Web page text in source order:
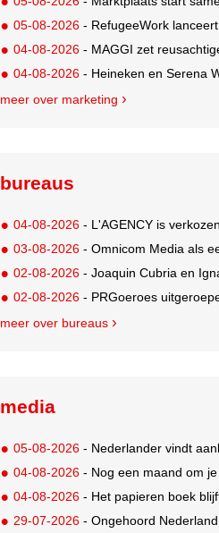
05-08-2026 - RefugeeWork
04-08-2026 - MAGGI zet
04-08-2026 - Heineken en Serena
meer over marketing
bureaus
04-08-2026 - L'AGENCY is
03-08-2026 - Omnicom Media als
02-08-2026 - Joaquin Cubria en
02-08-2026 - PRGoeroes
meer over bureaus
media
05-08-2026 - Nederlander vindt
04-08-2026 - Nog een maand om
04-08-2026 - Het papieren boek
29-07-2026 - Ongehoord